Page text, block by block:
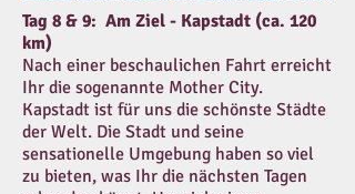
Tag 8 & 9: Am Ziel - Kapstadt (ca. 120
km)
Nach einer beschaulichen Fahrt erreicht
Ihr die sogenannte Mother City.
Kapstadt ist für uns die schönste Städte
der Welt. Die Stadt und seine
sensationelle Umgebung haben so viel
zu bieten, was Ihr die nächsten Tagen